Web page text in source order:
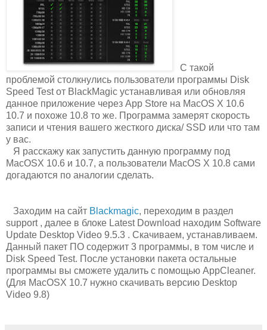
С такой
проблемой столкнулись пользователи программы Disk
Speed Test от BlackMagic устанавливая или обновляя
данное приложение через App Store на MacOS X 10.6
10.7 и похоже 10.8 то же. Программа замерят скорость
записи и чтения вашего жесткого диска/ SSD или что там
у вас.
Я расскажу как запустить данную программу под
MacOSX 10.6 и 10.7, а пользователи MacOS X 10.8 сами
догадаются по аналогии сделать.
Заходим на сайт Blackmagic, переходим в раздел
support , далее в блоке Latest Download находим Software
Update Desktop Video 9.5.3 . Скачиваем, устанавливаем.
Данный пакет ПО содержит 3 программы, в том числе и
Disk Speed Test. После установки пакета остальные
программы вы сможете удалить с помощью AppCleaner.
(Для MacOSX 10.7 нужно скачивать версию Desktop
Video 9.8)